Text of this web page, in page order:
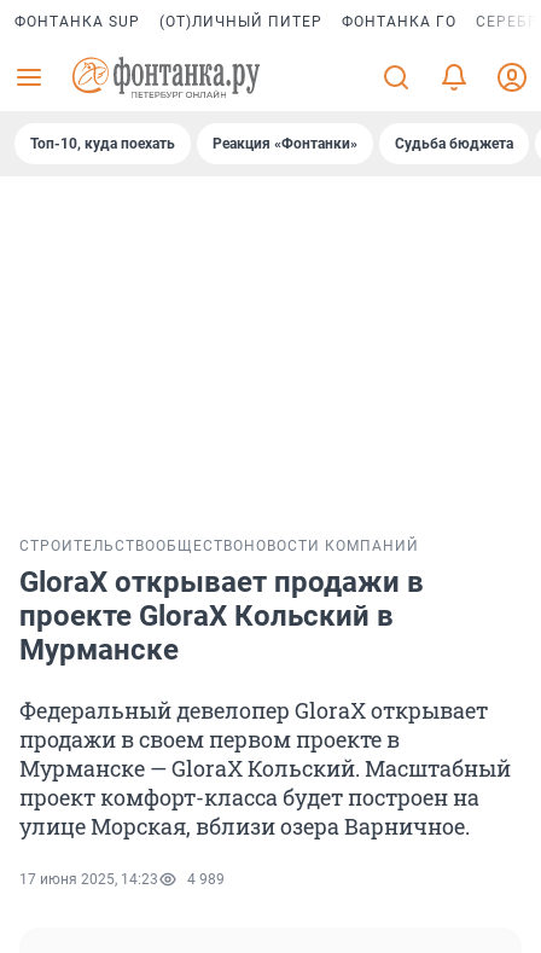
ФОНТАНКА SUP (ОТ)ЛИЧНЫЙ ПИТЕР ФОНТАНКА ГО
Топ-10, куда поехать Реакция «Фонтанки» Судьба бюджета
СТРОИТЕЛЬСТВООБЩЕСТВО НОВОСТИ КОМПАНИЙ
GloraX открывает продажи в
проекте GloraX Кольский в
Мурманске
Федеральный девелопер GloraX открывает
продажи в своем первом проекте в
Мурманске — GloraX Кольский. Масштабный
проект комфорт-класса будет построен на
улице Морская, вблизи озера Варничное.
17 июня 2025, 14:23 4 989